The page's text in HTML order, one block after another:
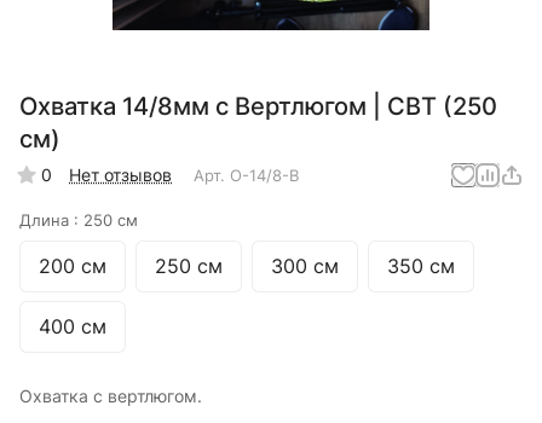
Охватка 14/8мм с Вертлюгом | СВТ (250
см)
0 Нет отзывов Арт. О-14/8-В
Длина : 250 см
200 см 250 см 300 см 350 см
400 см
Охватка с вертлюгом.